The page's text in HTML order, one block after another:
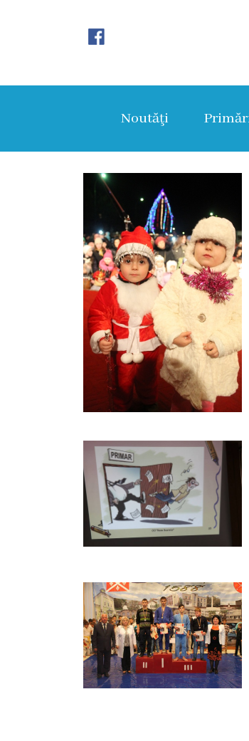
Viceprimarii
primăriei
Structura,
Organigrama
efectivul
Dispoziţiile
primarului
Rapoartele
primarului
Proiecte
investiționale
Proiecte
Noutăţi